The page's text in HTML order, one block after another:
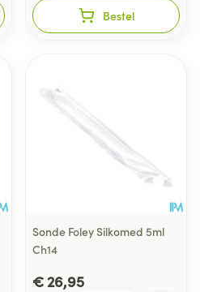
Bestel
Sonde Foley Silkomed 5ml
Ch14
€ 26,95